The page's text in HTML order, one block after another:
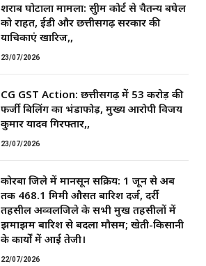
शराब घोटाला मामला: सुप्रीम कोर्ट से चैतन्य बघेल
को राहत, ईडी और छत्तीसगढ़ सरकार की
याचिकाएं खारिज,,
23/07/2026
CG GST Action: छत्तीसगढ़ में 53 करोड़ की
फर्जी बिलिंग का भंडाफोड़, मुख्य आरोपी विजय
कुमार यादव गिरफ्तार,,
23/07/2026
कोरबा जिले में मानसून सक्रिय: 1 जून से अब
तक 468.1 मिमी औसत बारिश दर्ज, दर्री
तहसील अव्वलजिले के सभी प्रमुख तहसीलों में
झमाझम बारिश से बदला मौसम; खेती-किसानी
के कार्यों में आई तेजी।
22/07/2026